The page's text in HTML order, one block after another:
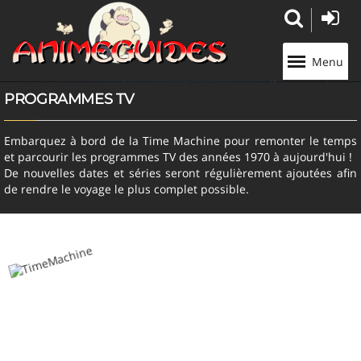
Menu
PROGRAMMES TV
Embarquez à bord de la Time Machine pour remonter le temps
et parcourir les programmes TV des années 1970 à aujourd'hui !
De nouvelles dates et séries seront régulièrement ajoutées afin
de rendre le voyage le plus complet possible.
Panneau de gestion des cookies